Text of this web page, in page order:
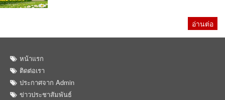
อ่านต่อ
หน้าแรก
ติดต่อเรา
ประกาศจาก Admin
ข่าวประชาสัมพันธ์